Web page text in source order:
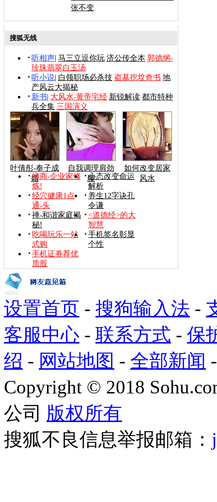
张不变
搜狐无线
听相声| 马三立逗你玩 济公传全本 郭德纲-
珍珠翡翠白玉汤
听小说| 白领职场必杀技 盗墓挖坟奇书 地
产风云大揭秘
新书| 大风水-黄帝宅经 新锐解读 都市特种
兵全集 三国演义
叶倩彤-奉子成
婚
自我调理肩劲
腰
如何改变居家
风水
禅商-企业家修
炼!
心态改变命运
解析
经穴健康1点
通-头
养生12字诀孔
令谦
禅-和谐家庭揭
秘!
<道德经>的大
智慧
吃喝玩乐一站
式购
手机签名彰显
个性
手机证券荐优
质股
设置首页 - 搜狗输入法 -
客服中心 - 联系方式 - 保
绍 - 网站地图 - 全部新闻
Copyright © 2018
公司 版权所有
搜狐不良信息举报邮箱：